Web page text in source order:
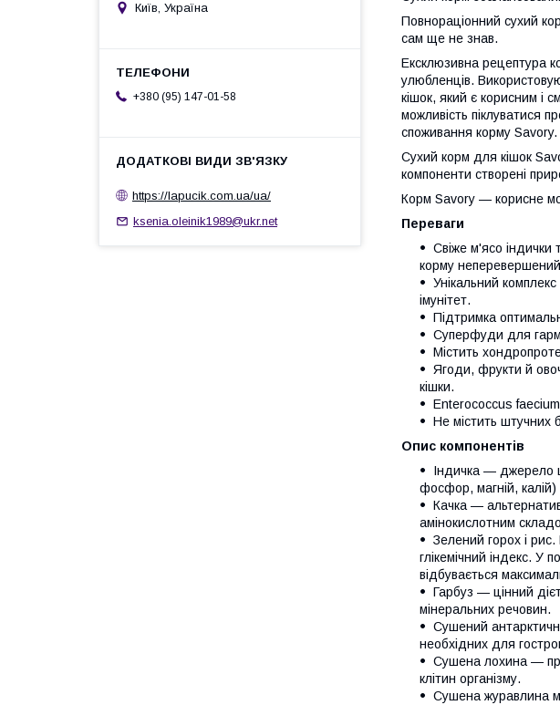
Повнораціонний сухий
сам ще не знав.
Ексклюзивна рецептура
улюбленців.
кішок, який є корисним і
можливість піклуватися
споживання корму Savory.
Сухий корм для кішок
компоненти створені
Корм Savory — корисне
Переваги
Свіже м'ясо індички
корму
Унікальний
імунітет.
Підтримка
Суперфуди для
Містить
Ягоди, фрукти й
кішки.
Enterococcus
Не містить штучних
Опис компонентів
Індичка — джерело
фосфор, магній, калій)
Качка —
амінокислотним
Зелений горох і
глікемічний індекс. У
відбувається
Гарбуз — цінний
мінеральних речовин.
Сушений
необхідних для
Сушена лохина —
клітин організму.
Сушена журавлина
Київ, Україна
+380 (95) 147-01-58
https://lapucik.com.ua/ua/
ksenia.oleinik1989@ukr.net